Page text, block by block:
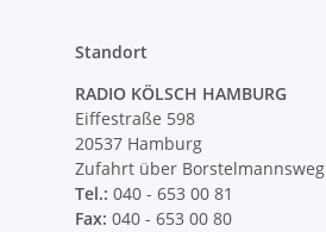
Standort
RADIO KÖLSCH HAMBURG
Eiffestraße 598
20537 Hamburg
Zufahrt über Borstelmannsweg
Tel.: 040 - 653 00 81
Fax: 040 - 653 00 80